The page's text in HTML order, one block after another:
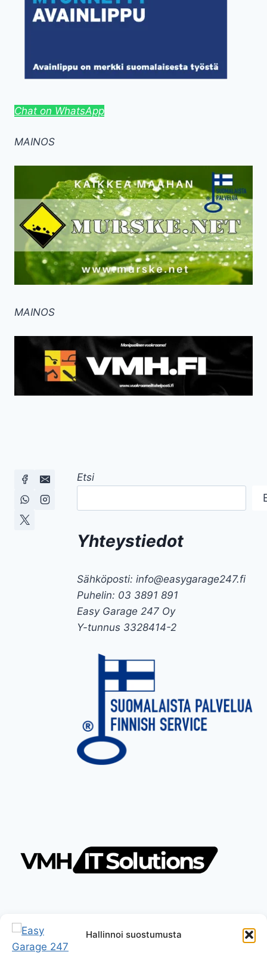
Hallinnoi suostumusta
Chat on WhatsApp
MAINOS
MAINOS
Etsi
Yhteystiedot
Sähköposti: info@easygarage247.fi
Puhelin: 03 3891 891
Easy Garage 247 Oy
Y-tunnus 3328414-2